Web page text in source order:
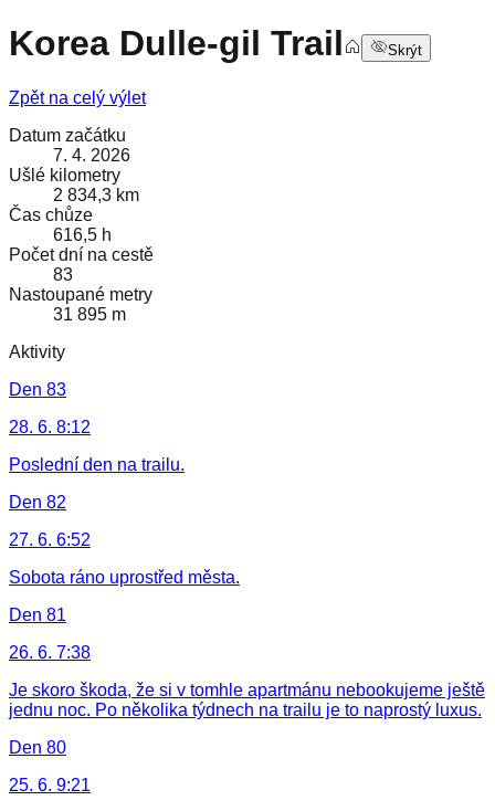
Korea Dulle-gil Trail Skrýt
Zpět na celý výlet
Datum začátku
7. 4. 2026
Ušlé kilometry
2 834,3 km
Čas chůze
616,5 h
Počet dní na cestě
83
Nastoupané metry
31 895 m
Aktivity
Den 83
28. 6. 8:12
Poslední den na trailu.
Den 82
27. 6. 6:52
Sobota ráno uprostřed města.
Den 81
26. 6. 7:38
Je skoro škoda, že si v tomhle apartmánu nebookujeme ještě
jednu noc. Po několika týdnech na trailu je to naprostý luxus.
Den 80
25. 6. 9:21